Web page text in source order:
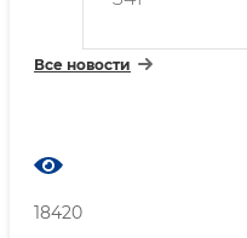
Все новости
18420